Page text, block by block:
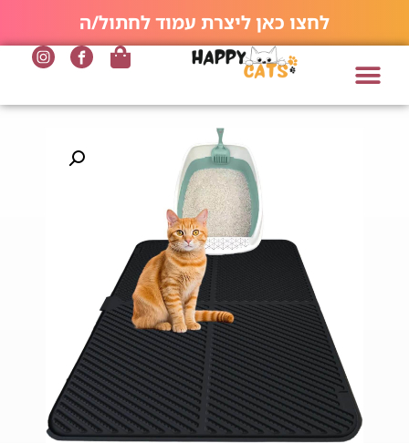
לחצו כאן ליצרת עמוד לחתול/ה